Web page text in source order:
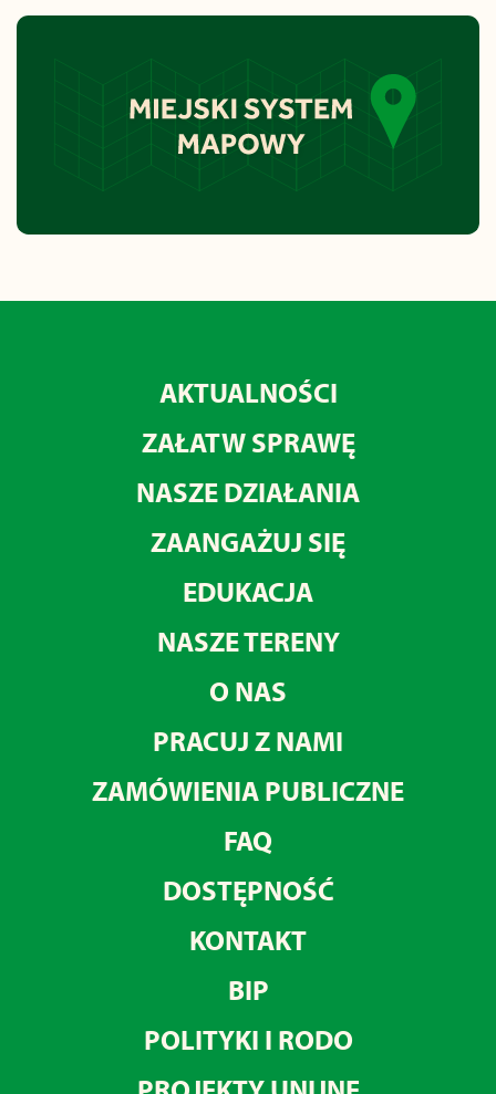
AKTUALNOŚCI
ZAŁATW SPRAWĘ
NASZE DZIAŁANIA
ZAANGAŻUJ SIĘ
EDUKACJA
NASZE TERENY
O NAS
PRACUJ Z NAMI
ZAMÓWIENIA PUBLICZNE
FAQ
DOSTĘPNOŚĆ
KONTAKT
BIP
POLITYKI I RODO